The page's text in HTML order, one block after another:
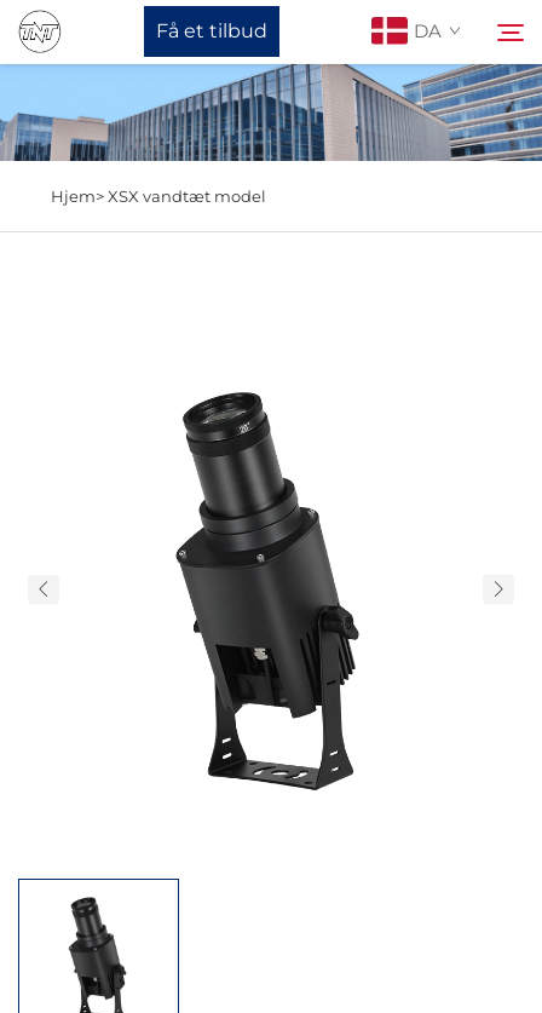
Få et tilbud DA
Om os
Hjem>XSX vandtæt model